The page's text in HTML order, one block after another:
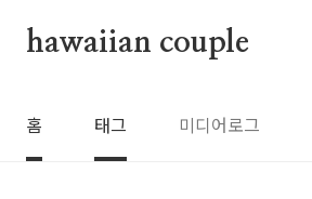
hawaiian couple
홈 태그 미디어로그